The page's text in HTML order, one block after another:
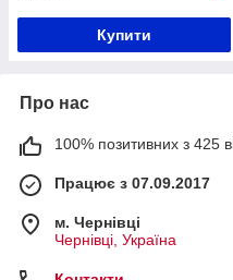
Купити
Про нас
100% позитивних з 425
Працює з 07.09.2017
м. Чернівці
Чернівці, Україна